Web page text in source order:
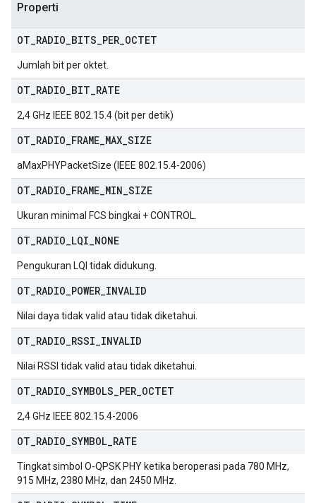
Properti
OT RADIO BITS PER OCTET
Jumlah bit per oktet.
OT RADIO BIT RATE
2,4 GHz IEEE 802.15.4 (bit per detik)
OT RADIO FRAME MAX SIZE
aMaxPHYPacketSize (IEEE 802.15.4-2006)
OT RADIO FRAME MIN SIZE
Ukuran minimal FCS bingkai + CONTROL.
OT RADIO LQI NONE
Pengukuran LQI tidak didukung.
OT RADIO POWER INVALID
Nilai daya tidak valid atau tidak diketahui.
OT RADIO RSSI INVALID
Nilai RSSI tidak valid atau tidak diketahui.
OT RADIO SYMBOLS PER OCTET
2,4 GHz IEEE 802.15.4-2006
OT RADIO SYMBOL RATE
Tingkat simbol O-QPSK PHY ketika beroperasi pada 780 MHz,
915 MHz, 2380 MHz, dan 2450 MHz.